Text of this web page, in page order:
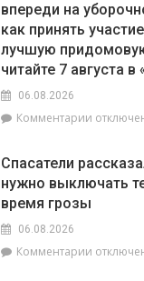
впереди на
как принять
лучшую
читайте 7 августа в
06.08.2026
Комментарии к
том,
как
Спасатели
нужно выключать
время грозы
06.08.2026
Комментарии к